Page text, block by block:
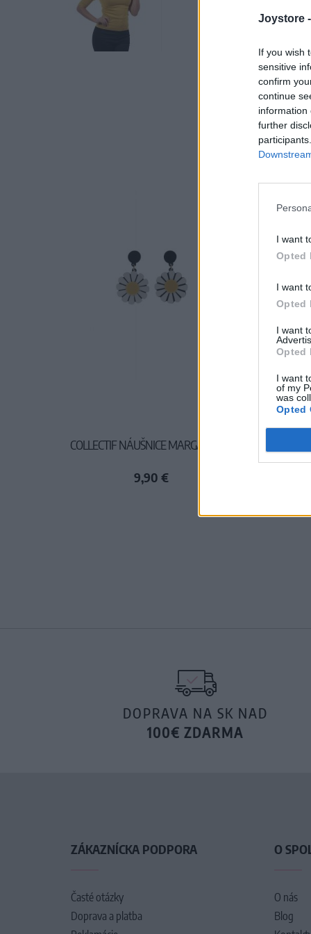
Joystore
If you wish
sensitive
confirm
continue
information
further
I want
Opted
I want
Opted
I want
Opted
I want
of my
was
Opted
COLLECTIF NÁUŠNICE MARGARÉTKA
9,90 €
DOPRAVA NA SK NAD
100€ ZDARMA
ZÁKAZNÍCKA PODPORA
Časté otázky
Doprava a platba
O
O nás
Blog